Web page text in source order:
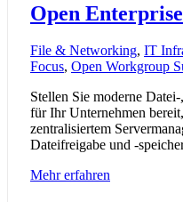
Open
File & Networking, IT
Focus, Open Workgroup
Stellen Sie moderne
für Ihr Unternehmen
zentralisiertem
Dateifreigabe und -
Mehr erfahren